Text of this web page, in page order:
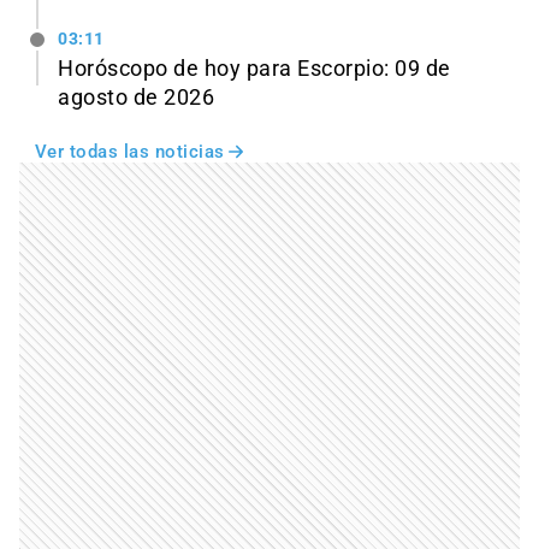
03:11
Horóscopo de hoy para Escorpio: 09 de
agosto de 2026
Ver todas las noticias